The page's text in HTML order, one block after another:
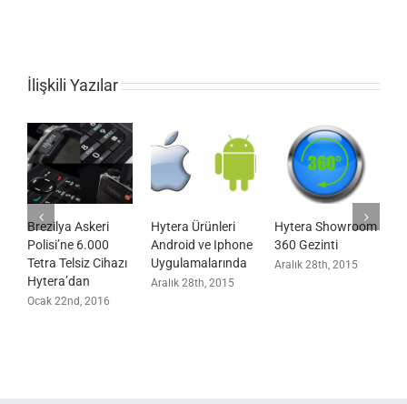
İlişkili Yazılar
Brezilya Askeri
Polisi’ne 6.000
Tetra Telsiz Cihazı
Hytera’dan
Ocak 22nd, 2016
Hytera Ürünleri
Android ve Iphone
Uygulamalarında
Aralık 28th, 2015
Hytera Showroom
360 Gezinti
Aralık 28th, 2015